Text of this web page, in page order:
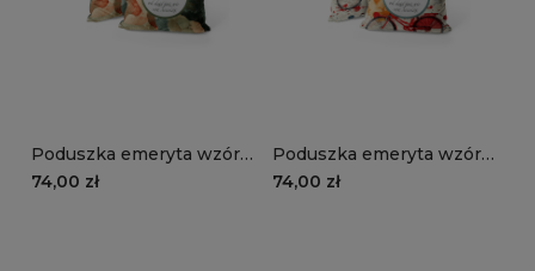
Poduszka emeryta wzór
EM10 | kolorowa
74,00 zł
Poduszka emeryta wzór
EM09 | rower
74,00 zł